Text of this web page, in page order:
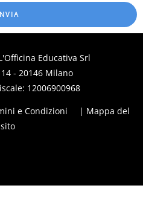
Educativa Srl
- 20146 Milano
12006900968
e Condizioni
| Mappa del
sito